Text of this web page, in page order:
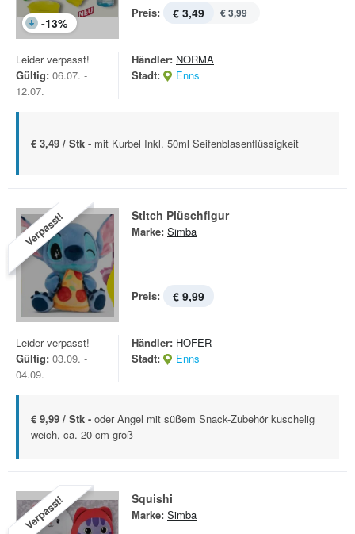
-13%
Preis: € 3,49 € 3,99
Leider verpasst!
Gültig: 06.07. -
12.07.
Händler: NORMA
Stadt:
Enns
€ 3,49 / Stk - mit Kurbel Inkl. 50ml Seifenblasenflüssigkeit
Verpasst! Stitch Plüschfigur
Marke: Simba
Preis: € 9,99
Leider verpasst!
Gültig: 03.09. -
04.09.
Händler: HOFER
Stadt:
Enns
€ 9,99 / Stk - oder Angel mit süßem Snack-Zubehör kuschelig
weich, ca. 20 cm groß
Verpasst! Squishi
Marke: Simba